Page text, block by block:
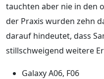
tauchten aber nie in den
der Praxis wurden zehn
darauf hindeutet, dass
stillschweigend weitere
Galaxy A06, F06